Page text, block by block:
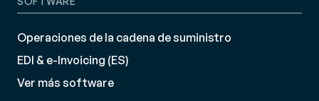
Operaciones de la cadena de suministro
EDI & e-Invoicing (ES)
Ver más software